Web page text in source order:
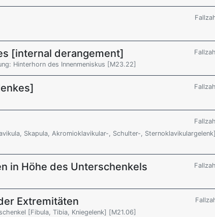
[internal derangement]
Hinterhorn des Innenmeniskus [M23.22]
Skapula, Akromioklavikular-, Schulter-, Sternoklavikulargelenk]
in Höhe des Unterschenkels
Extremitäten
[Fibula, Tibia, Kniegelenk] [M21.06]